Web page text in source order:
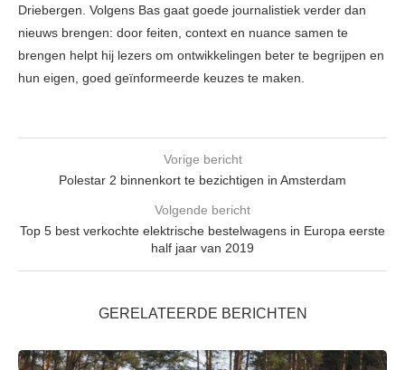
Driebergen. Volgens Bas gaat goede journalistiek verder dan
nieuws brengen: door feiten, context en nuance samen te
brengen helpt hij lezers om ontwikkelingen beter te begrijpen en
hun eigen, goed geïnformeerde keuzes te maken.
Vorige bericht
Polestar 2 binnenkort te bezichtigen in Amsterdam
Volgende bericht
Top 5 best verkochte elektrische bestelwagens in Europa eerste
half jaar van 2019
GERELATEERDE BERICHTEN